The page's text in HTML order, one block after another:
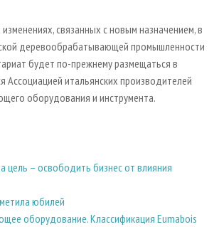
связанных с новым назначением, в
деревообрабатывающей промышленности
будет по-прежнему размещаться в
Ассоциацией итальянских производителей
оборудования и инструмента.
цель – освободить бизнес от влияния
юбилей
оборудование. Классификация Eumabois